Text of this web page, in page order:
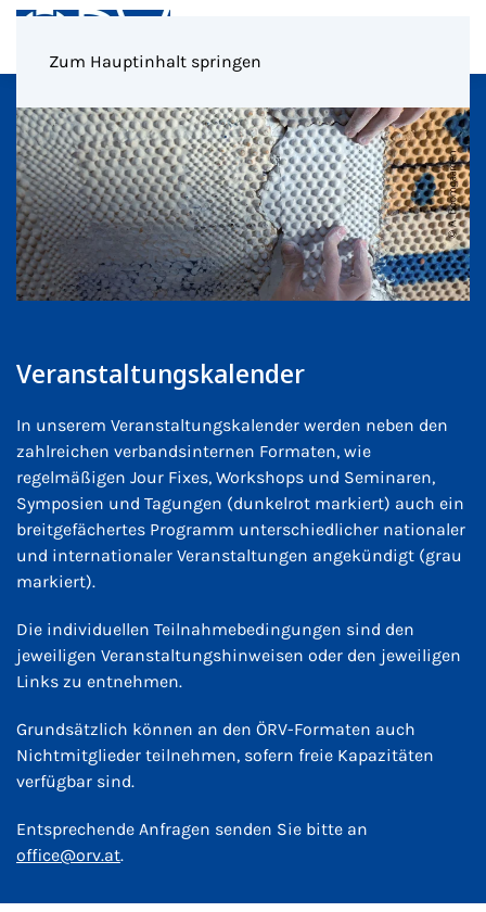
Zum Hauptinhalt springen
Veranstaltungskalender
In unserem Veranstaltungskalender werden neben den
zahlreichen verbandsinternen Formaten, wie
regelmäßigen Jour Fixes, Workshops und Seminaren,
Symposien und Tagungen (dunkelrot markiert) auch ein
breitgefächertes Programm unterschiedlicher nationaler
und internationaler Veranstaltungen angekündigt (grau
markiert).
Die individuellen Teilnahmebedingungen sind den
jeweiligen Veranstaltungshinweisen oder den jeweiligen
Links zu entnehmen.
Grundsätzlich können an den ÖRV-Formaten auch
Nichtmitglieder teilnehmen, sofern freie Kapazitäten
verfügbar sind.
Entsprechende Anfragen senden Sie bitte an
office@orv.at.